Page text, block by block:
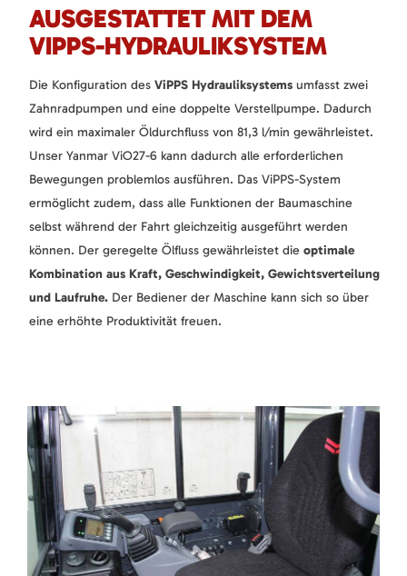
AUSGESTATTET MIT DEM
VIPPS-HYDRAULIKSYSTEM
Die Konfiguration des ViPPS Hydrauliksystems umfasst zwei
Zahnradpumpen und eine doppelte Verstellpumpe. Dadurch
wird ein maximaler Öldurchfluss von 81,3 l/min gewährleistet.
Unser Yanmar ViO27-6 kann dadurch alle erforderlichen
Bewegungen problemlos ausführen. Das ViPPS-System
ermöglicht zudem, dass alle Funktionen der Baumaschine
selbst während der Fahrt gleichzeitig ausgeführt werden
können. Der geregelte Ölfluss gewährleistet die optimale
Kombination aus Kraft, Geschwindigkeit, Gewichtsverteilung
und Laufruhe. Der Bediener der Maschine kann sich so über
eine erhöhte Produktivität freuen.